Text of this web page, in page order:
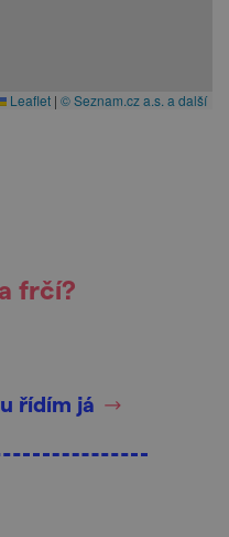
Leaflet | © Seznam.cz a.s. a další
frčí?
řídím já